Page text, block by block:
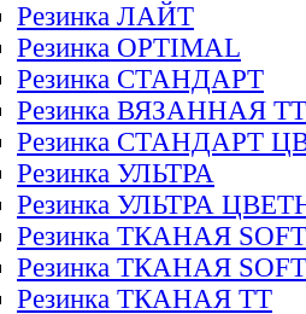
Резинка ЛАЙТ
Резинка OPTIMAL
Резинка СТАНДАРТ
Резинка ВЯЗАННАЯ ТТ
Резинка СТАНДАРТ
Резинка УЛЬТРА
Резинка УЛЬТРА
Резинка ТКАНАЯ SOFT
Резинка ТКАНАЯ
Резинка ТКАНАЯ ТТ